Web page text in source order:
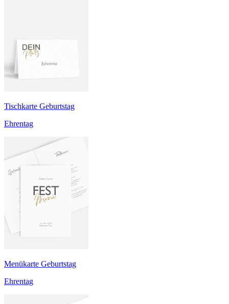
Tischkarte Geburtstag
Ehrentag
Menükarte Geburtstag
Ehrentag